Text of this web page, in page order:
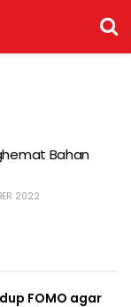
Bahan
2022
FOMO agar